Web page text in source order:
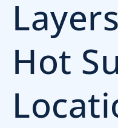
Hot